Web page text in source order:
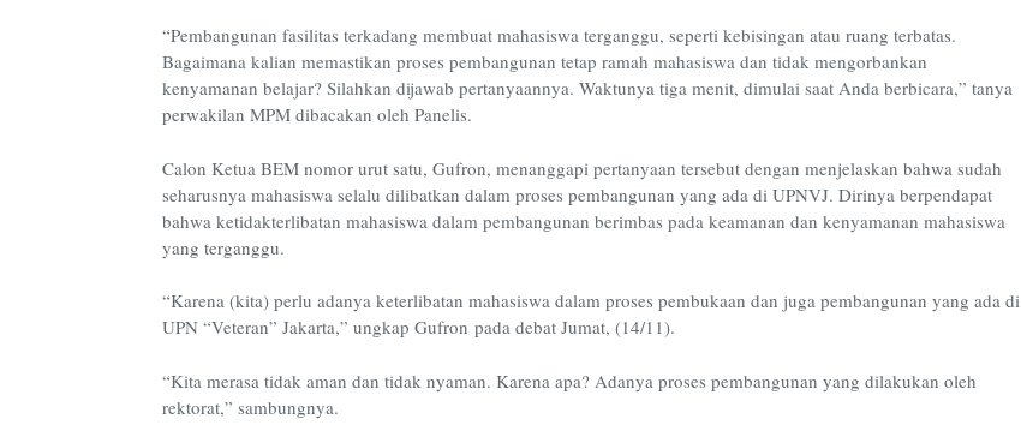
“Pembangunan fasilitas terkadang membuat mahasiswa terganggu, seperti kebisingan atau ruang terbatas.
Bagaimana kalian memastikan proses pembangunan tetap ramah mahasiswa dan tidak mengorbankan
kenyamanan belajar? Silahkan dijawab pertanyaannya. Waktunya tiga menit, dimulai saat Anda berbicara,” tanya
perwakilan MPM dibacakan oleh Panelis.
Calon Ketua BEM nomor urut satu, Gufron, menanggapi pertanyaan tersebut dengan menjelaskan bahwa sudah
seharusnya mahasiswa selalu dilibatkan dalam proses pembangunan yang ada di UPNVJ. Dirinya berpendapat
bahwa ketidakterlibatan mahasiswa dalam pembangunan berimbas pada keamanan dan kenyamanan mahasiswa
yang terganggu.
“Karena (kita) perlu adanya keterlibatan mahasiswa dalam proses pembukaan dan juga pembangunan yang ada di
UPN “Veteran” Jakarta,” ungkap Gufron pada debat Jumat, (14/11).
“Kita merasa tidak aman dan tidak nyaman. Karena apa? Adanya proses pembangunan yang dilakukan oleh
rektorat,” sambungnya.